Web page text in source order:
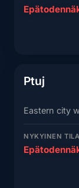
Ptuj
Eastern city
NYKYINEN TILA